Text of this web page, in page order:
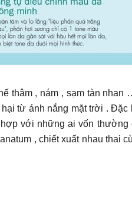
thâm , nám , sạm tàn nhan
từ ánh nắng mặt trời .
với những ai vốn
, chiết xuất nhau thai